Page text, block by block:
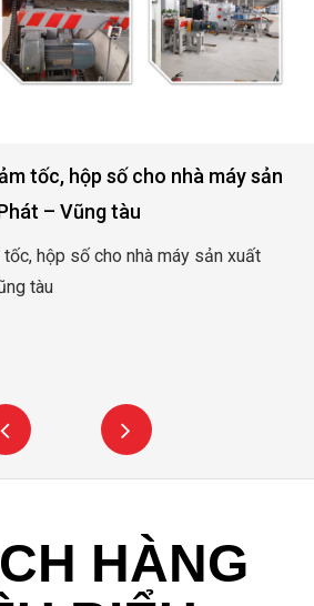
tốc, hộp số cho nhà máy sản
– Vũng tàu
hộp số cho nhà máy sản xuất
tàu
HÀNG